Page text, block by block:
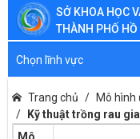
SỞ KHOA HỌC
THÀNH PHỐ HỒ
Chọn lĩnh vực
Trang chủ
Mô hình
Kỹ thuật trồng rau